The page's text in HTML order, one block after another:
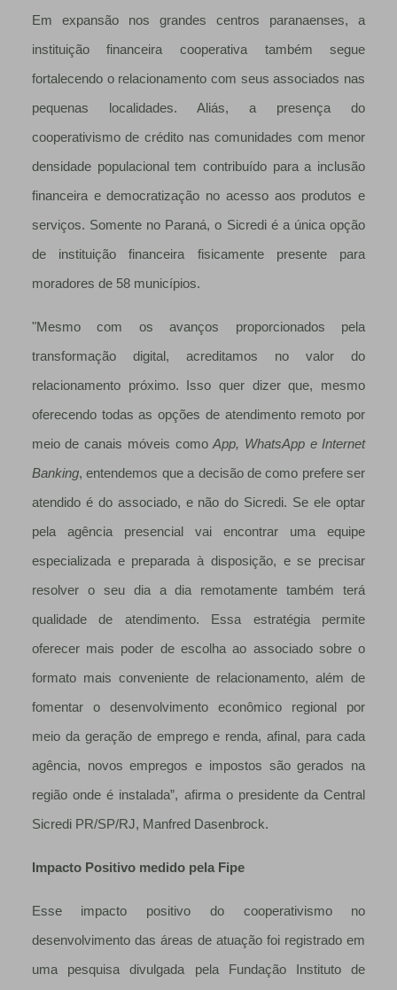
Em expansão nos grandes centros paranaenses, a
instituição financeira cooperativa também segue
fortalecendo o relacionamento com seus associados nas
pequenas localidades. Aliás, a presença do
cooperativismo de crédito nas comunidades com menor
densidade populacional tem contribuído para a inclusão
financeira e democratização no acesso aos produtos e
serviços. Somente no Paraná, o Sicredi é a única opção
de instituição financeira fisicamente presente para
moradores de 58 municípios.
"Mesmo com os avanços proporcionados pela
transformação digital, acreditamos no valor do
relacionamento próximo. Isso quer dizer que, mesmo
oferecendo todas as opções de atendimento remoto por
meio de canais móveis comoApp, WhatsApp e Internet
Banking, entendemos que a decisão de como prefere ser
atendido é do associado, e não do Sicredi. Se ele optar
pela agência presencial vai encontrar uma equipe
especializada e preparada à disposição, e se precisar
resolver o seu dia a dia remotamente também terá
qualidade de atendimento. Essa estratégia permite
oferecer mais poder de escolha ao associado sobre o
formato mais conveniente de relacionamento, além de
fomentar o desenvolvimento econômico regional por
meio da geração de emprego e renda, afinal, para cada
agência, novos empregos e impostos são gerados na
região onde é instalada”, afirma o presidente da Central
Sicredi PR/SP/RJ, Manfred Dasenbrock.
Impacto Positivo medido pela Fipe
Esse impacto positivo do cooperativismo no
desenvolvimento das áreas de atuação foi registrado em
uma pesquisa divulgada pela Fundação Instituto de